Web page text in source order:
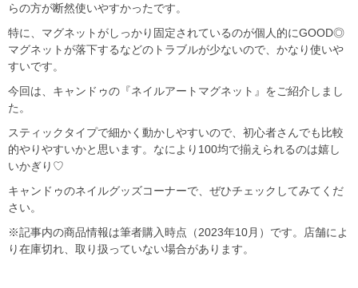
らの方が断然使いやすかったです。
特に、マグネットがしっかり固定されているのが個人的にGOOD◎
マグネットが落下するなどのトラブルが少ないので、かなり使いや
すいです。
今回は、キャンドゥの『ネイルアートマグネット』をご紹介しまし
た。
スティックタイプで細かく動かしやすいので、初心者さんでも比較
的やりやすいかと思います。なにより100均で揃えられるのは嬉し
いかぎり♡
キャンドゥのネイルグッズコーナーで、ぜひチェックしてみてくだ
さい。
※記事内の商品情報は筆者購入時点（2023年10月）です。店舗によ
り在庫切れ、取り扱っていない場合があります。